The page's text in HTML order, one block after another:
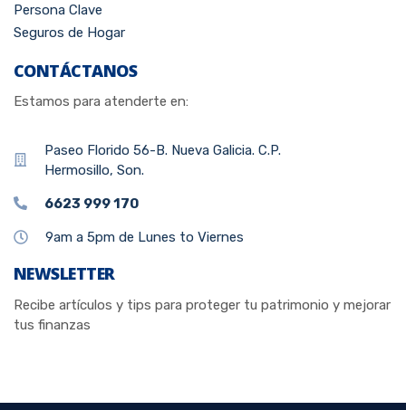
Persona Clave
Seguros de Hogar
CONTÁCTANOS
Estamos para atenderte en:
Paseo Florido 56-B. Nueva Galicia. C.P.
Hermosillo, Son.
6623 999 170
9am a 5pm de Lunes to Viernes
NEWSLETTER
Recibe artículos y tips para proteger tu patrimonio y mejorar
tus finanzas